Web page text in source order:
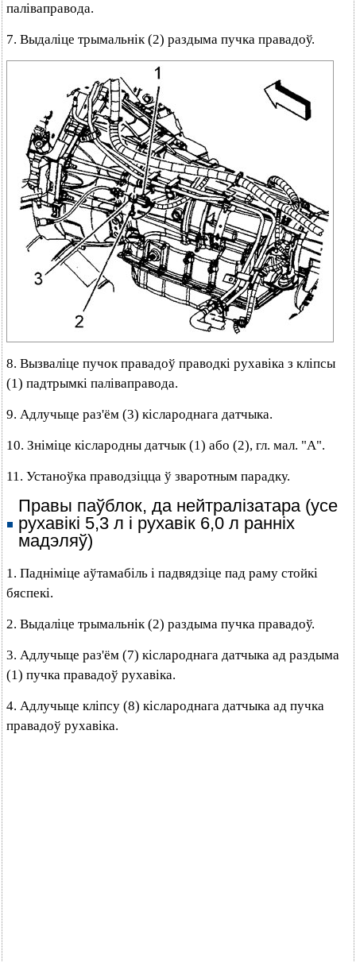
паліваправода.
7. Выдаліце трымальнік (2) раздыма пучка правадоў.
8. Вызваліце пучок правадоў праводкі рухавіка з кліпсы
(1) падтрымкі паліваправода.
9. Адлучыце раз'ём (3) кіслароднага датчыка.
10. Зніміце кіслародны датчык (1) або (2), гл. мал. "А".
11. Устаноўка праводзіцца ў зваротным парадку.
Правы паўблок, да нейтралізатара (усе
рухавікі 5,3 л і рухавік 6,0 л ранніх
мадэляў)
1. Падніміце аўтамабіль і падвядзіце пад раму стойкі
бяспекі.
2. Выдаліце трымальнік (2) раздыма пучка правадоў.
3. Адлучыце раз'ём (7) кіслароднага датчыка ад раздыма
(1) пучка правадоў рухавіка.
4. Адлучыце кліпсу (8) кіслароднага датчыка ад пучка
правадоў рухавіка.